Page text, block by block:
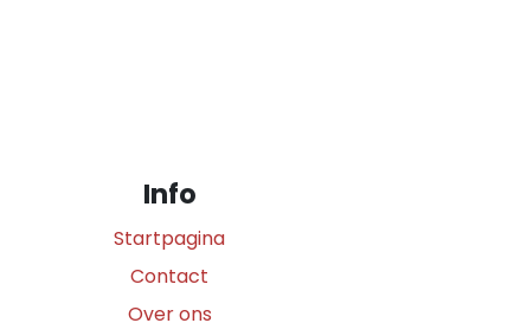
Info
Startpagina
Contact
Over ons